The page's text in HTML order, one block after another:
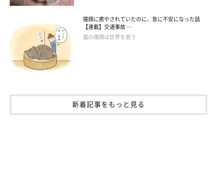
寝顔に癒やされていたのに、急に不安になった話
【連載】交通事故 …
猫の寝顔は世界を救う
新着記事をもっと見る